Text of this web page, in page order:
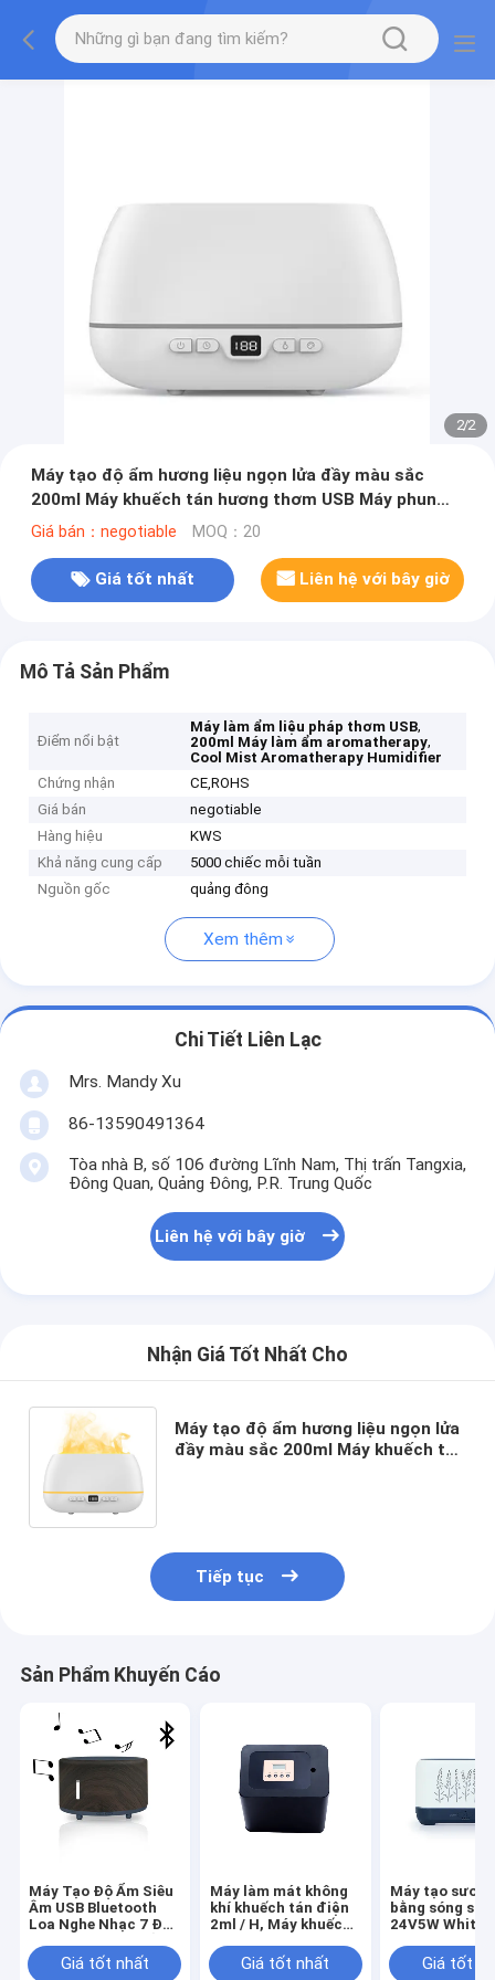
2/2
Máy tạo độ ẩm hương liệu ngọn lửa đầy màu sắc
200ml Máy khuếch tán hương thơm USB Máy phun
sương làm mát hộ gia đình
Giá bán：negotiable MOQ：20
Giá tốt nhất Liên hệ với bây giờ
Mô Tả Sản Phẩm
Điểm nổi bật
Máy làm ẩm liệu pháp thơm USB,
200ml Máy làm ẩm aromatherapy,
Cool Mist Aromatherapy Humidifier
Chứng nhận
CE,ROHS
Giá bán
negotiable
Hàng hiệu
KWS
Khả năng cung cấp
5000 chiếc mỗi tuần
Nguồn gốc
quảng đông
Xem thêm
Chi Tiết Liên Lạc
Mrs. Mandy Xu
86-13590491364
Tòa nhà B, số 106 đường Lĩnh Nam, Thị trấn Tangxia,
Đông Quan, Quảng Đông, P.R. Trung Quốc
Liên hệ với bây giờ
Nhận Giá Tốt Nhất Cho
Máy tạo độ ẩm hương liệu ngọn lửa
đầy màu sắc 200ml Máy khuếch tán
Tiếp tục
Sản Phẩm Khuyến Cáo
Máy Tạo Độ Ẩm Siêu
Âm USB Bluetooth
Loa Nghe Nhạc 7 Đèn
Thay Đổi Máy
Khuếch Tán Tinh Dầu
Giá tốt nhất
Máy làm mát không
khí khuếch tán điện
2ml / H, Máy khuếch
thương mại CE tự
động
Giá tốt nhất
Máy tạo
bằng sóng
24V5W White
Giá tốt